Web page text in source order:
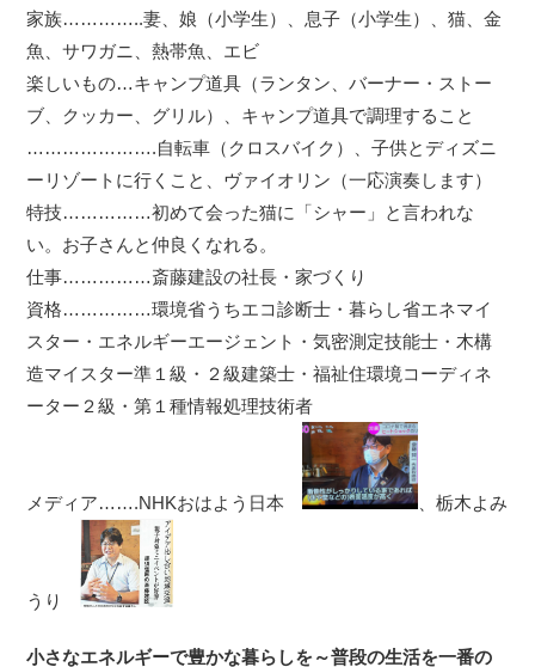
家族…………..妻、娘（小学生）、息子（小学生）、猫、金
魚、サワガニ、熱帯魚、エビ
楽しいもの…キャンプ道具（ランタン、バーナー・ストー
ブ、クッカー、グリル）、キャンプ道具で調理すること
………………….自転車（クロスバイク）、子供とディズニ
ーリゾートに行くこと、ヴァイオリン（一応演奏します）
特技……………初めて会った猫に「シャー」と言われな
い。お子さんと仲良くなれる。
仕事……………斎藤建設の社長・家づくり
資格……………環境省うちエコ診断士・暮らし省エネマイ
スター・エネルギーエージェント・気密測定技能士・木構
造マイスター準１級・２級建築士・福祉住環境コーディネ
ーター２級・第１種情報処理技術者
メディア…….NHKおはよう日本 、栃木よみ
うり
小さなエネルギーで豊かな暮らしを～普段の生活を一番の